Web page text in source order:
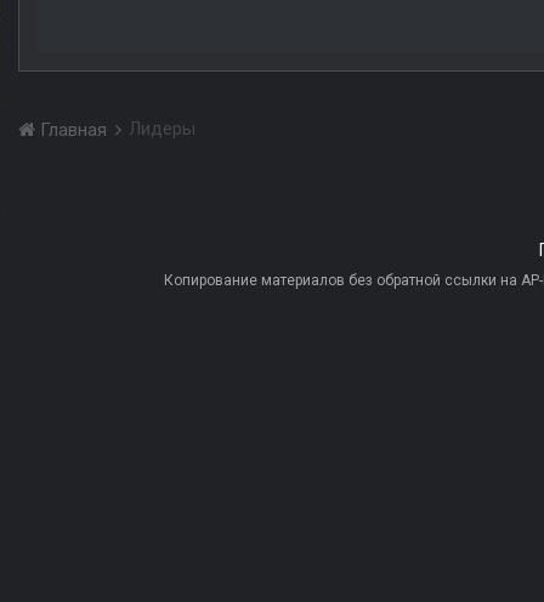
Главная Лидеры
Копирование материалов без обратной ссылки на